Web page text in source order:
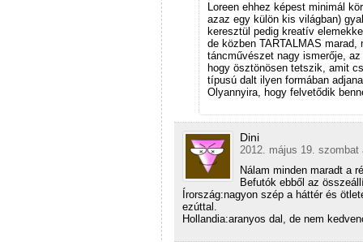
Loreen ehhez képest minimál
azaz egy külön kis világban)
keresztül pedig kreatív
de közben TARTALMAS
táncművészet nagy ismerője,
hogy ösztönösen tetszik, amit
típusú dalt ilyen formában
Olyannyira, hogy felvetődik
Dini
2012. május 19. szombat
Nálam minden maradt a
Befutók ebből az
Írország:nagyon szép a háttér és
ezúttal.
Hollandia:aranyos dal, de nem